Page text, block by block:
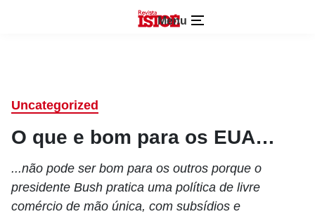
Menu
Uncategorized
O que e bom para os EUA…
...não pode ser bom para os outros porque o
presidente Bush pratica uma política de livre
comércio de mão única, com subsídios e